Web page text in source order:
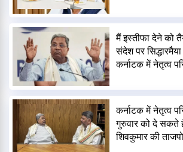
मैं इस्तीफा देने को
संदेश पर
कर्नाटक में नेतृत्व
कर्नाटक में नेतृत्व
गुरुवार को दे सकते
शिवकुमार की